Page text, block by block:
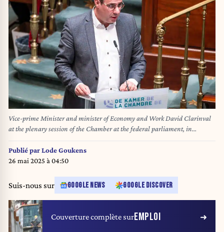
Vice-prime Minister and minister of Economy and Work David Clarinval
at the plenary session of the Chamber at the federal parliament, in
Brussels, Belgium, Thursday 22 May 2025
Publié parLode Goukens
26 mai 2025 à 04:50
Suis-nous sur GOOGLE NEWS GOOGLE DISCOVER
Couverture complète surEMPLOI